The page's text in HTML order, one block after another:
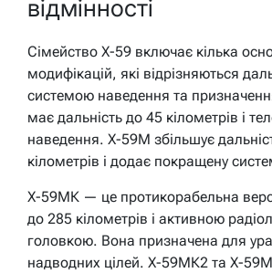
відмінності
Сімейство Х-59 включає кілька
модифікацій, які відрізняються
системою наведення та
має дальність до 45 кілометрів і
наведення. Х-59М збільшує
кілометрів і додає покращену
Х-59МК — це протикорабельна
до 285 кілометрів і активною
головкою. Вона призначена для
надводних цілей. Х-59МК2 та Х-